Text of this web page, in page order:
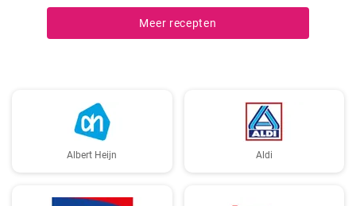
Meer recepten
Albert Heijn Aldi